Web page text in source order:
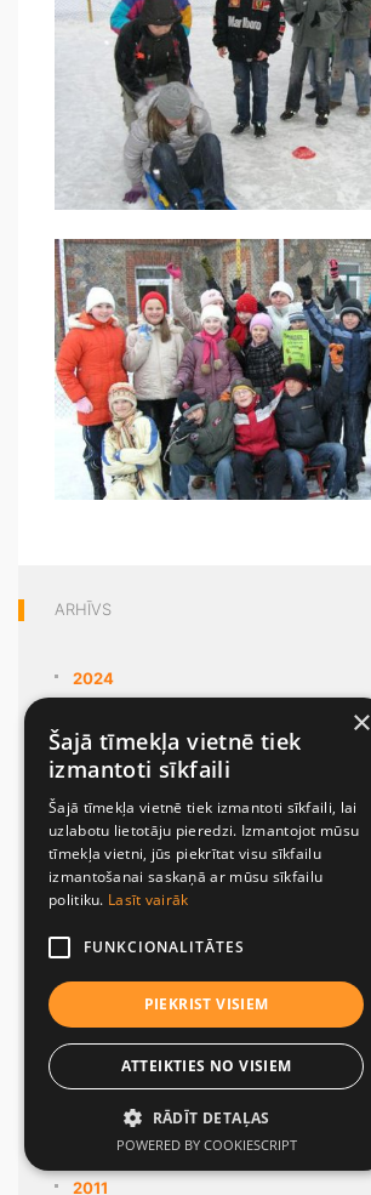
ARHĪVS
2024
2021
2020
2019
2018
2011
×
Šajā tīmekļa vietnē tiek
izmantoti sīkfaili
Šajā tīmekļa vietnē tiek izmantoti sīkfaili, lai
uzlabotu lietotāju pieredzi. Izmantojot mūsu
tīmekļa vietni, jūs piekrītat visu sīkfailu
izmantošanai saskaņā ar mūsu sīkfailu
politiku. Lasīt vairāk
FUNKCIONALITĀTES
PIEKRIST VISIEM
ATTEIKTIES NO VISIEM
RĀDĪT DETAĻAS
POWERED BY COOKIESCRIPT